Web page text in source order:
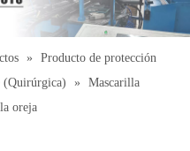
»
Producto de protección
(Quirúrgica) »
Mascarilla
oreja